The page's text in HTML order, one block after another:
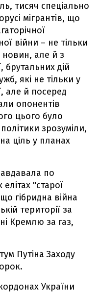
тисяч спеціально
мігрантів, що
війни – не тільки
але й з
брутальних дій
які не тільки у
але й посеред
опонентів
цього було
зрозуміли,
ціль у планах
по
"старої
гібридна війна
території за
Кремлю за газ,
Путіна Заходу
України